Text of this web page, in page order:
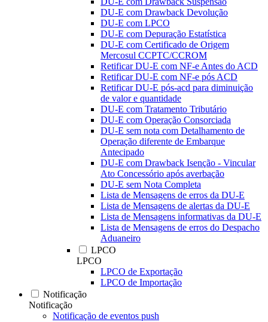
DU-E com Drawback Devolução
DU-E com LPCO
DU-E com Depuração Estatística
DU-E com Certificado de Origem
Mercosul CCPTC/CCROM
Retificar DU-E com NF-e Antes do ACD
Retificar DU-E com NF-e pós ACD
Retificar DU-E pós-acd para diminuição
de valor e quantidade
DU-E com Tratamento Tributário
DU-E com Operação Consorciada
DU-E sem nota com Detalhamento de
Operação diferente de Embarque
Antecipado
DU-E com Drawback Isenção - Vincular
Ato Concessório após averbação
DU-E sem Nota Completa
Lista de Mensagens de erros da DU-E
Lista de Mensagens de alertas da DU-E
Lista de Mensagens informativas da DU-E
Lista de Mensagens de erros do Despacho
Aduaneiro
LPCO
LPCO
LPCO de Exportação
LPCO de Importação
Notificação
Notificação
Notificação de eventos push